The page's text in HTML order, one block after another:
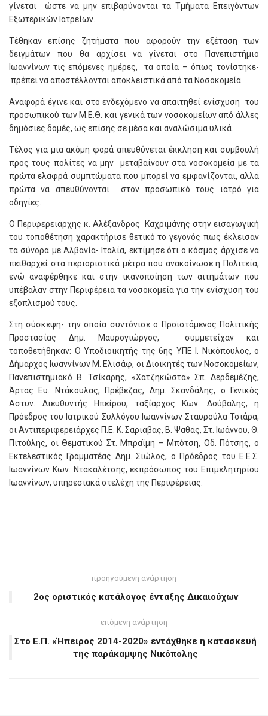
γίνεται ώστε να μην επιβαρύνονται τα Τμήματα Επειγόντων
Εξωτερικών Ιατρείων.
Τέθηκαν επίσης ζητήματα που αφορούν την εξέταση των
δειγμάτων που θα αρχίσει να γίνεται στο Πανεπιστήμιο
Ιωαννίνων τις επόμενες ημέρες, τα οποία – όπως τονίστηκε-
πρέπει να αποστέλλονται αποκλειστικά από τα Νοσοκομεία.
Αναφορά έγινε και στο ενδεχόμενο να απαιτηθεί ενίσχυση του
προσωπικού των Μ.Ε.Θ. και γενικά των νοσοκομείων από άλλες
δημόσιες δομές, ως επίσης σε μέσα και αναλώσιμα υλικά.
Τέλος για μια ακόμη φορά απευθύνεται έκκληση και συμβουλή
προς τους πολίτες να μην μεταβαίνουν στα νοσοκομεία με τα
πρώτα ελαφρά συμπτώματα που μπορεί να εμφανίζονται, αλλά
πρώτα να απευθύνονται στον προσωπικό τους ιατρό για
οδηγίες.
Ο Περιφερειάρχης κ. Αλέξανδρος Καχριμάνης στην εισαγωγική
του τοποθέτηση χαρακτήρισε θετικό το γεγονός πως έκλεισαν
τα σύνορα με Αλβανία- Ιταλία, εκτίμησε ότι ο κόσμος άρχισε να
πειθαρχεί στα περιοριστικά μέτρα που ανακοίνωσε η Πολιτεία,
ενώ αναφέρθηκε και στην ικανοποίηση των αιτημάτων που
υπέβαλαν στην Περιφέρεια τα νοσοκομεία για την ενίσχυση του
εξοπλισμού τους.
Στη σύσκεψη- την οποία συντόνισε ο Προϊστάμενος Πολιτικής
Προστασίας Δημ. Μαυρογιώργος, συμμετείχαν και
τοποθετήθηκαν: Ο Υποδιοικητής της 6ης ΥΠΕ Ι. Νικόπουλος, ο
Δήμαρχος Ιωαννίνων Μ. Ελισάφ, οι Διοικητές των Νοσοκομείων,
Πανεπιστημιακό Β. Τσίκαρης, «Χατζηκώστα» Σπ. Δερδεμέζης,
Άρτας Ευ. Ντάκουλας, Πρέβεζας, Δημ. Σκανδάλης, ο Γενικός
Αστυν. Διευθυντής Ηπείρου, ταξίαρχος Κων. Δούβαλης, η
Πρόεδρος του Ιατρικού Συλλόγου Ιωαννίνων Σταυρούλα Τσιάρα,
οι Αντιπεριφερειάρχες Π.Ε. Κ. Σαριάβας, Β. Ψαθάς, Στ. Ιωάννου, Θ.
Πιτούλης, οι Θεματικού Στ. Μπραϊμη – Μπότση, Οδ. Πότσης, ο
Εκτελεστικός Γραμματέας Δημ. Σιώλος, o Πρόεδρος του Ε.Ε.Σ.
Ιωαννίνων Κων. Ντακαλέτσης, εκπρόσωπος του Επιμελητηρίου
Ιωαννίνων, υπηρεσιακά στελέχη της Περιφέρειας.
προηγούμενη ανάρτηση
2ος οριστικός κατάλογος ένταξης Δικαιούχων
επόμενη ανάρτηση
Στο Ε.Π. «Ήπειρος 2014-2020» εντάχθηκε η κατασκευή
της παράκαμψης Νικόπολης